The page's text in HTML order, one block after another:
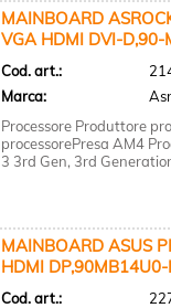
MAINBOARD
VGA HDMI DVI-D,90-
Cod. art.:
Marca:
Processore Produttore
processorePresa AM4
3 3rd Gen, 3rd
MAINBOARD ASUS
HDMI
Cod. art.: